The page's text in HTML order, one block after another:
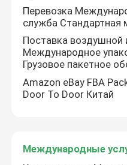
Перевозка
служба Стандартная
Поставка воздушной
Международное
Грузовое пакетное
Amazon eBay FBA
Door To Door Китай
Международные